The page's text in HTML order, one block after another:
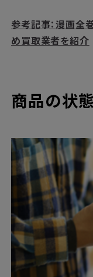
参考記事：漫画全
め買取業者を紹介
商品の状